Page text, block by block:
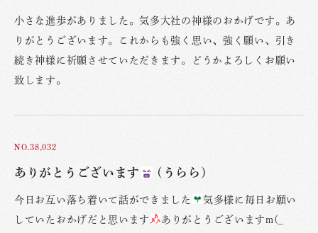
小さな進歩がありました。気多大社の神様のおかげです。あ
りがとうございます。これからも強く思い、強く願い、引き
続き神様に祈願させていただきます。どうかよろしくお願い
致します。
NO.38,032
ありがとうございます (うらら)
今日お互い落ち着いて話ができました
気多様に毎日お願い
していたおかげだと思います
ありがとうございますm(_